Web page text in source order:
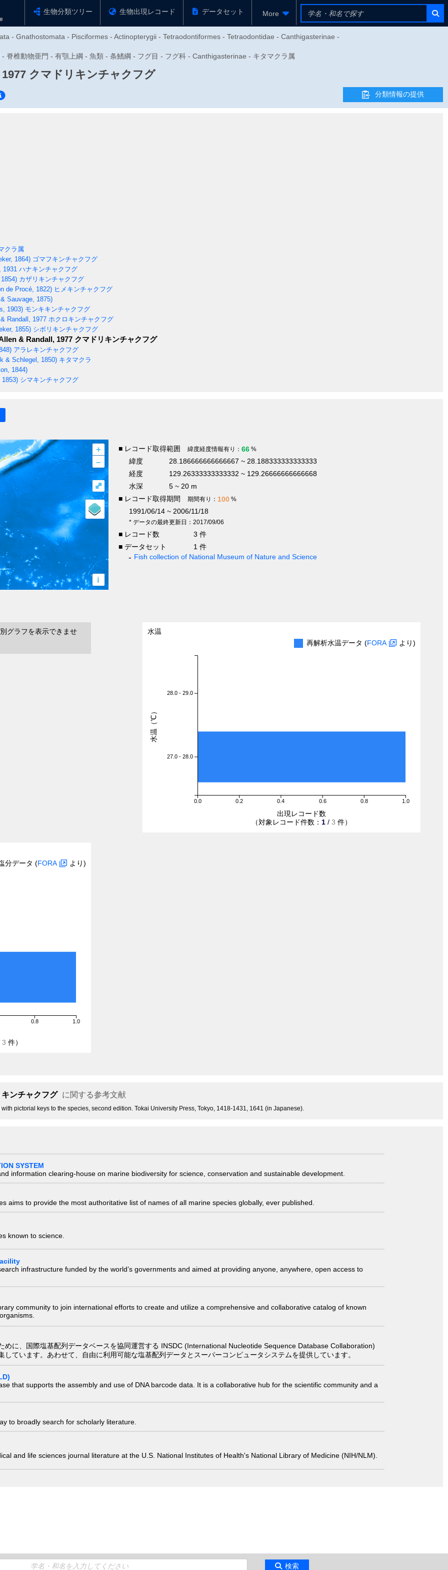
生物分類ツリー 生物出現レコード データセット More
- Gnathostomata - Pisciformes - Actinopterygii - Tetraodontiformes - Tetraodontidae - Canthigasterinae -
脊椎動物亜門 - 有顎上綱 - 魚類 - 条鰭綱 - フグ目 - フグ科 - Canthigasterinae - キタマクラ属
クマドリキンチャクフグ
分類情報の提供
クラ属
1864) ゴマフキンチャクフグ
1931 ハナキンチャクフグ
カザリキンチャクフグ
de Procé, 1822) ヒメキンチャクフグ
Sauvage, 1875)
1903) モンキキンチャクフグ
Randall, 1977 ホクロキンチャクフグ
1855) シボリキンチャクフグ
& Randall, 1977 クマドリキンチャクフグ
アラレキンチャクフグ
& Schlegel, 1850) キタマクラ
1844)
1853) シマキンチャクフグ
+
–
i
⤢
■ レコード取得範囲 緯度経度情報有り： 66 %
緯度
28.186666666666667 ~ 28.188333333333333
経度
129.26333333333332 ~ 129.26666666666668
水深
5 ~ 20 m
■ レコード取得期間
期間有り： 100 %
1991/06/14 ~ 2006/11/18
* データの最終更新日：2017/09/06
■ レコード数
3 件
■ データセット
1 件
Fish collection of National Museum of Nature and Science
グラフを表示できませ
水温
再解析水温データ (FORA より)
0.0 0.2 0.4 0.6 0.8 1.0
28.0 - 29.0
27.0 - 28.0
出現レコード数
（対象レコード件数： 1 /3 件）
水温（℃）
分データ (FORA より)
0.8 1.0
3 件）
ンチャクフグ に関する参考文献
pictorial keys to the species, second edition. Tokai University Press, Tokyo, 1418-1431, 1641 (in Japanese).
SYSTEM
information clearing-house on marine biodiversity for science, conservation and sustainable development.
aims to provide the most authoritative list of names of all marine species globally, ever published.
known to science.
infrastructure funded by the world’s governments and aimed at providing anyone, anywhere, open access to
community to join international efforts to create and utilize a comprehensive and collaborative catalog of known
めに、国際塩基配列データベースを協同運営する INSDC (International Nucleotide Sequence Database Collaboration)
ています。あわせて、自由に利用可能な塩基配列データとスーパーコンピュータシステムを提供しています。
that supports the assembly and use of DNA barcode data. It is a collaborative hub for the scientific community and a
to broadly search for scholarly literature.
and life sciences journal literature at the U.S. National Institutes of Health's National Library of Medicine (NIH/NLM).
検索